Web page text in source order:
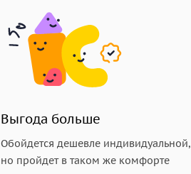
Выгода больше
Обойдется дешевле индивидуальной,
но пройдет в таком же комфорте